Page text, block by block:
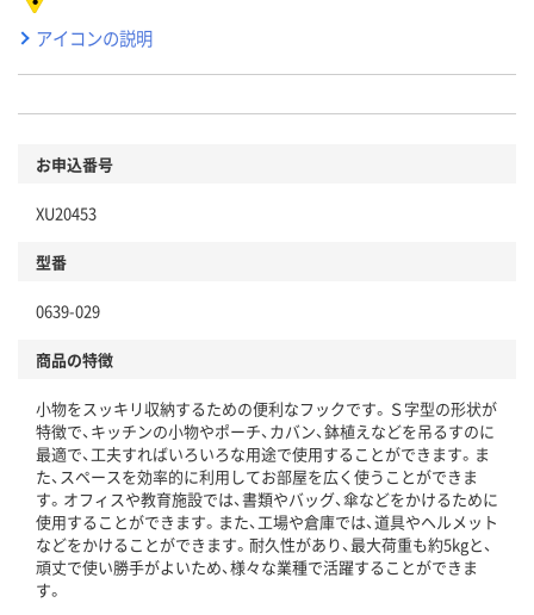
アイコンの説明
お申込番号
XU20453
型番
0639-029
商品の特徴
小物をスッキリ収納するための便利なフックです。Ｓ字型の形状が
特徴で、キッチンの小物やポーチ、カバン、鉢植えなどを吊るすのに
最適で、工夫すればいろいろな用途で使用することができます。ま
た、スペースを効率的に利用してお部屋を広く使うことができま
す。オフィスや教育施設では、書類やバッグ、傘などをかけるために
使用することができます。また、工場や倉庫では、道具やヘルメット
などをかけることができます。耐久性があり、最大荷重も約5kgと、
頑丈で使い勝手がよいため、様々な業種で活躍することができま
す。